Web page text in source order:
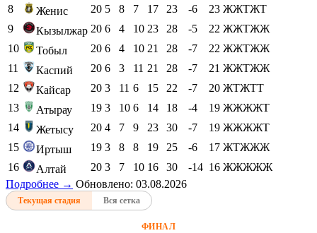
8
Женис 20 5 8 7 17 23 -6 23 ЖЖТЖТ
9
Кызылжар 20 6 4 10 23 28 -5 22 ЖЖТЖЖ
10
Тобыл 20 6 4 10 21 28 -7 22 ЖЖТЖЖ
11
Каспий 20 6 3 11 21 28 -7 21 ЖЖТЖЖ
12
Кайсар 20 3 11 6 15 22 -7 20 ЖТЖТТ
13
Атырау 19 3 10 6 14 18 -4 19 ЖЖЖЖТ
14
Жетысу 20 4 7 9 23 30 -7 19 ЖЖЖЖТ
15
Иртыш 19 3 8 8 19 25 -6 17 ЖТЖЖЖ
16
Алтай 20 3 7 10 16 30 -14 16 ЖЖЖЖЖ
Подробнее → Обновлено: 03.08.2026
Текущая стадия Вся сетка
ФИНАЛ